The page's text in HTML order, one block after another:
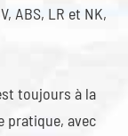
ABS, LR et NK,
toujours à la
pratique, avec